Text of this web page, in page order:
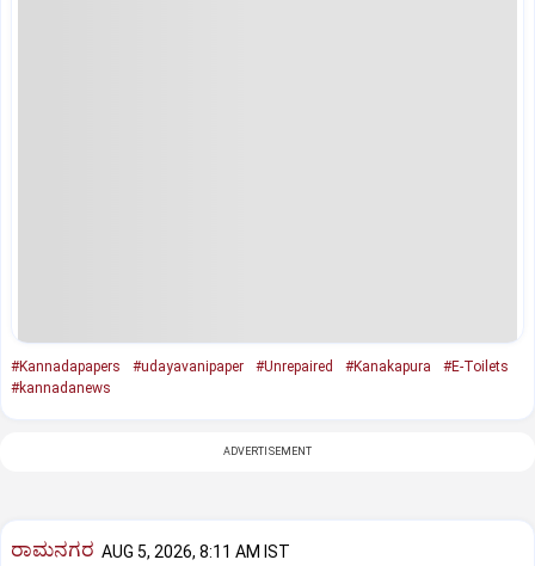
#Kannadapapers #udayavanipaper #Unrepaired #Kanakapura
#E-Toilets
#kannadanews
ADVERTISEMENT
ರಾಮನಗರ AUG 5, 2026, 8:11 AM IST